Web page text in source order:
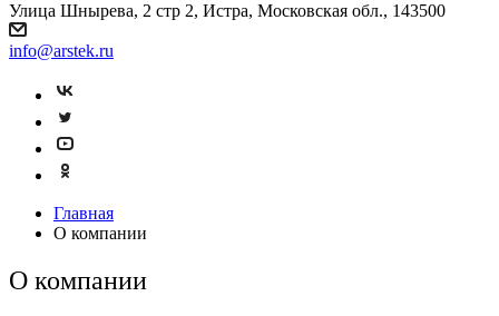
Улица Шнырева, 2 стр 2, Истра, Московская обл., 143500
info@arstek.ru
Главная
О компании
О компании